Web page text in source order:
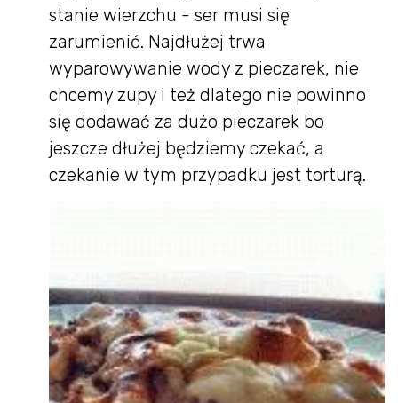
stanie wierzchu - ser musi się
zarumienić. Najdłużej trwa
wyparowywanie wody z pieczarek, nie
chcemy zupy i też dlatego nie powinno
się dodawać za dużo pieczarek bo
jeszcze dłużej będziemy czekać, a
czekanie w tym przypadku jest torturą.